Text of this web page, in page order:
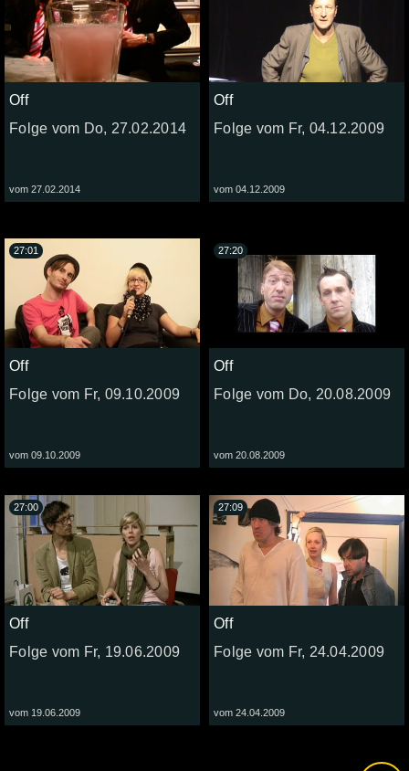
Off
Folge vom Do, 27.02.2014
vom 27.02.2014
Off
Folge vom Fr, 04.12.2009
vom 04.12.2009
Off
Folge vom Fr, 09.10.2009
vom 09.10.2009
27:01
Off
Folge vom Do, 20.08.2009
vom 20.08.2009
27:20
Off
Folge vom Fr, 19.06.2009
vom 19.06.2009
27:00
Off
Folge vom Fr, 24.04.2009
vom 24.04.2009
27:09